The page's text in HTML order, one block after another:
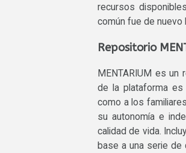
recursos
común fue de nuevo
Repositorio
MENTARIUM es
de la plataforma es
como a los
su autonomía e
calidad de vida.
base a una serie de